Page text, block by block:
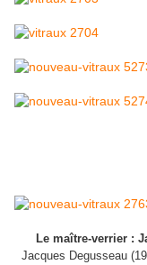
Le maître-verrier :
Jacques Degusseau